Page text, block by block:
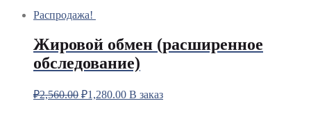
Распродажа!
Жировой обмен (расширенное
обследование)
₽2,560.00 ₽1,280.00 В заказ